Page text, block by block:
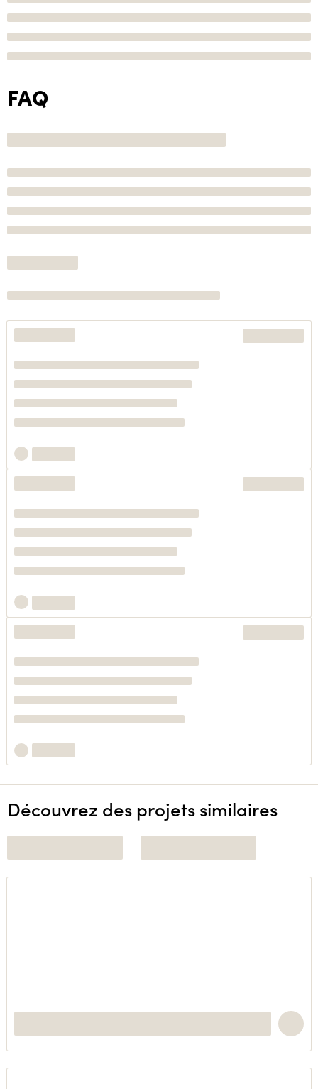
FAQ
Découvrez des projets similaires